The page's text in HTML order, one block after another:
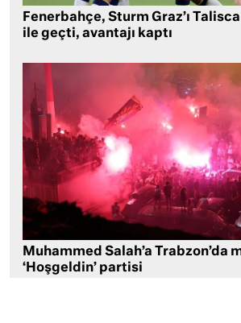
Fenerbahçe, Sturm Graz’ı
ile geçti, avantajı kaptı
Muhammed Salah’a Trabzon’da
‘Hoşgeldin’ partisi